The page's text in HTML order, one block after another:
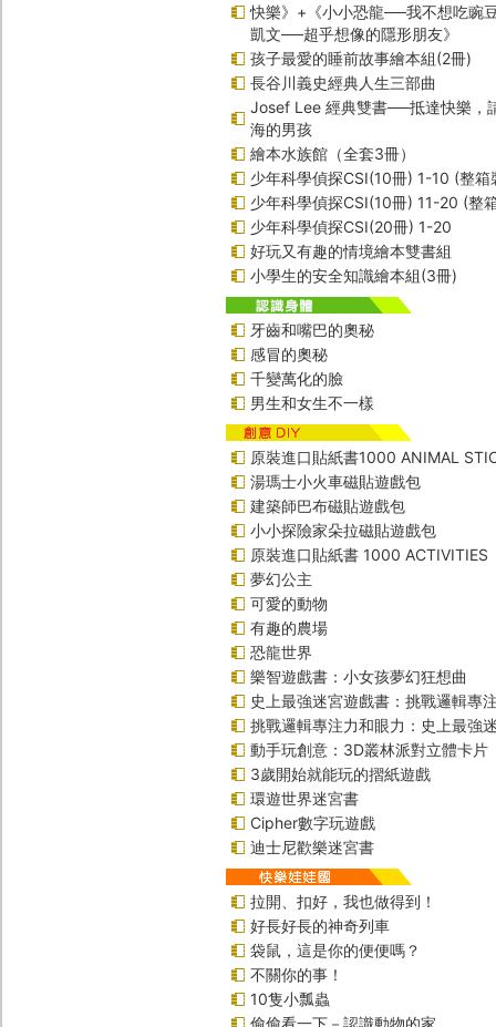
快樂》+《小小恐龍──我不想吃豌
凱文──超乎想像的隱形朋友》
孩子最愛的睡前故事繪本組(2冊)
長谷川義史經典人生三部曲
Josef Lee 經典雙書──抵達快樂，
海的男孩
繪本水族館（全套3冊）
少年科學偵探CSI(10冊) 1-10 (整箱
少年科學偵探CSI(10冊) 11-20 (整
少年科學偵探CSI(20冊) 1-20
好玩又有趣的情境繪本雙書組
小學生的安全知識繪本組(3冊)
牙齒和嘴巴的奧秘
感冒的奧秘
千變萬化的臉
男生和女生不一樣
原裝進口貼紙書1000 ANIMAL
湯瑪士小火車磁貼遊戲包
建築師巴布磁貼遊戲包
小小探險家朵拉磁貼遊戲包
原裝進口貼紙書 1000 ACTIVITIES
夢幻公主
可愛的動物
有趣的農場
恐龍世界
樂智遊戲書：小女孩夢幻狂想曲
史上最強迷宮遊戲書：挑戰邏輯專
挑戰邏輯專注力和眼力：史上最強
動手玩創意：3D叢林派對立體卡片
3歲開始就能玩的摺紙遊戲
環遊世界迷宮書
Cipher數字玩遊戲
迪士尼歡樂迷宮書
拉開、扣好，我也做得到！
好長好長的神奇列車
袋鼠，這是你的便便嗎？
不關你的事！
10隻小瓢蟲
偷偷看一下－認識動物的家